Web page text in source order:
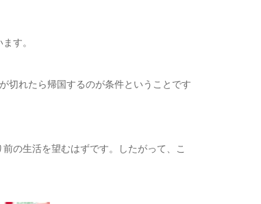
す。
切れたら帰国するのが条件ということです
の生活を望むはずです。したがって、こ